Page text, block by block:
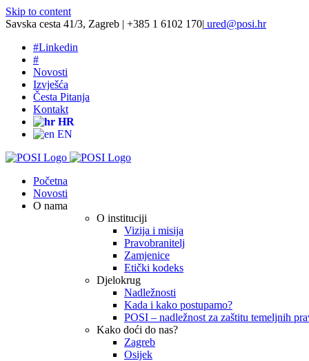
Skip to content
Savska cesta 41/3, Zagreb | +385 1 6102 170| ured@posi.hr
#Linkedin
#
Novosti
Izvješća
Česta Pitanja
Kontakt
HR
EN
Početna
Novosti
O nama
O instituciji
Vizija i misija
Pravobranitelj
Zamjenice
Etički kodeks
Djelokrug
Nadležnosti
Kada i kako postupamo?
POSI – nadležnost za zaštitu temeljnih
Kako doći do nas?
Zagreb
Osijek